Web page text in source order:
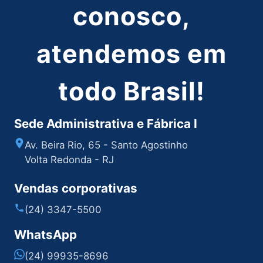
conosco,
atendemos em
todo Brasil!
Sede Administrativa e Fábrica I
Av. Beira Rio, 65 - Santo Agostinho
Volta Redonda - RJ
Vendas corporativas
(24) 3347-5500
WhatsApp
(24) 99935-8696